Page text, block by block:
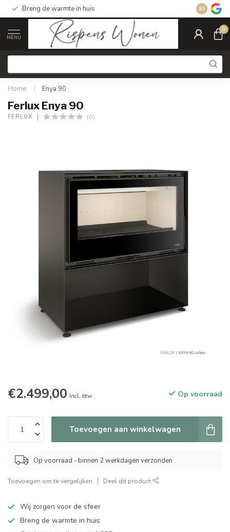
Breng de warmte in huis Gratis
8.5
MENU
0
Home / Enya 90
Ferlux Enya 90
FERLUX (0)
€2.499,00 Incl. btw Op voorraad
Toevoegen aan winkelwagen
Op voorraad - binnen 2 werkdagen verzonden
Toevoegen om te vergelijken Deel dit product
Wij zorgen voor de sfeer
Breng de warmte in huis